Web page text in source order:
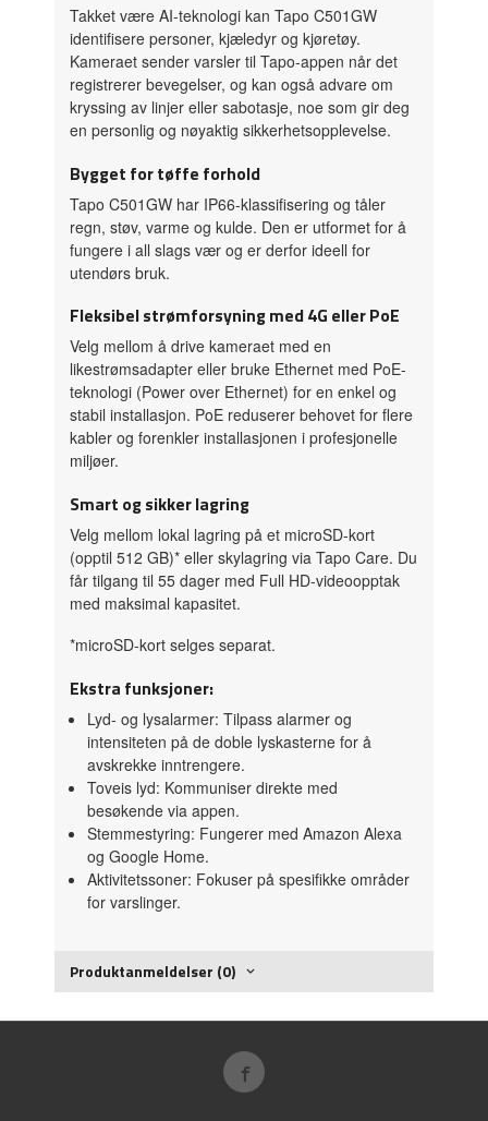
Takket være AI-teknologi kan Tapo C501GW
identifisere personer, kjæledyr og kjøretøy.
Kameraet sender varsler til Tapo-appen når det
registrerer bevegelser, og kan også advare om
kryssing av linjer eller sabotasje, noe som gir deg
en personlig og nøyaktig sikkerhetsopplevelse.
Bygget for tøffe forhold
Tapo C501GW har IP66-klassifisering og tåler
regn, støv, varme og kulde. Den er utformet for å
fungere i all slags vær og er derfor ideell for
utendørs bruk.
Fleksibel strømforsyning med 4G eller PoE
Velg mellom å drive kameraet med en
likestrømsadapter eller bruke Ethernet med PoE-
teknologi (Power over Ethernet) for en enkel og
stabil installasjon. PoE reduserer behovet for flere
kabler og forenkler installasjonen i profesjonelle
miljøer.
Smart og sikker lagring
Velg mellom lokal lagring på et microSD-kort
(opptil 512 GB)* eller skylagring via Tapo Care. Du
får tilgang til 55 dager med Full HD-videoopptak
med maksimal kapasitet.
*microSD-kort selges separat.
Ekstra funksjoner:
Lyd- og lysalarmer: Tilpass alarmer og
intensiteten på de doble lyskasterne for å
avskrekke inntrengere.
Toveis lyd: Kommuniser direkte med
besøkende via appen.
Stemmestyring: Fungerer med Amazon Alexa
og Google Home.
Aktivitetssoner: Fokuser på spesifikke områder
for varslinger.
Produktanmeldelser (0)